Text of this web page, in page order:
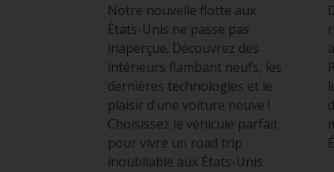
Notre nouvelle flotte aux
États-Unis ne passe pas
inaperçue. Découvrez des
intérieurs flambant neufs, les
dernières technologies et le
plaisir d’une voiture neuve !
Choisissez le véhicule parfait
pour vivre un road trip
inoubliable aux États-Unis.